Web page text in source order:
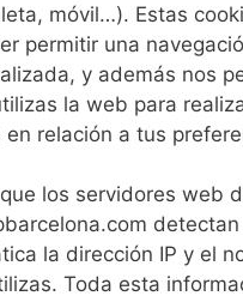
móvil…). Estas
permitir una
y además nos
la web para
relación a tus
los servidores web
la dirección IP y el
Toda esta